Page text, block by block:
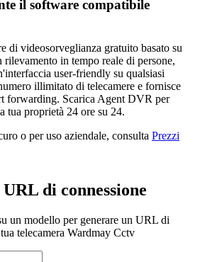
il software compatibile
di videosorveglianza gratuito basato su
in tempo reale di persone,
user-friendly su qualsiasi
illimitato di telecamere e fornisce
forwarding. Scarica Agent DVR per
tua proprietà 24 ore su 24.
o per uso aziendale, consulta Prezzi
di connessione
un modello per generare un URL di
telecamera Wardmay Cctv